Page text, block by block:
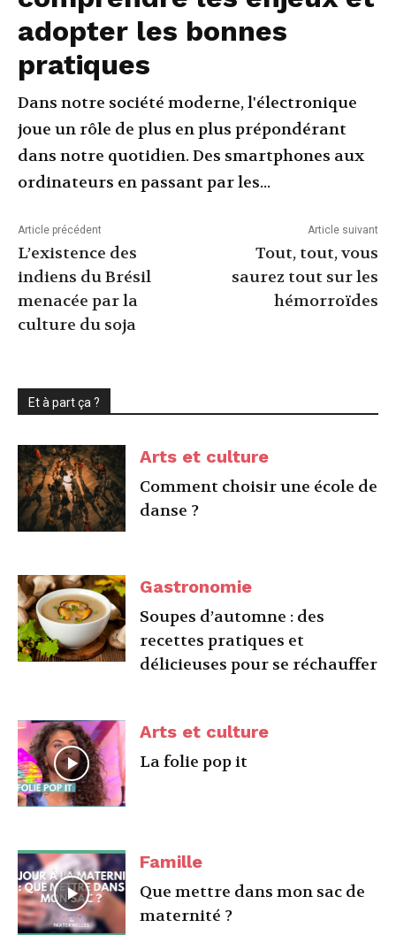
adopter les bonnes
pratiques
Dans notre société moderne, l'électronique
joue un rôle de plus en plus prépondérant
dans notre quotidien. Des smartphones aux
ordinateurs en passant par les...
Article précédent
L’existence des
indiens du Brésil
menacée par la
culture du soja
Article suivant
Tout, tout, vous
saurez tout sur les
hémorroïdes
Et à part ça ?
Arts et culture
Comment choisir une école de
danse ?
Gastronomie
Soupes d’automne : des
recettes pratiques et
délicieuses pour se réchauffer
Arts et culture
La folie pop it
Famille
Que mettre dans mon sac de
maternité ?